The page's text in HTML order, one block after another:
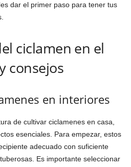
dar el primer paso para tener tus
ciclamen en el
consejos
en interiores
de cultivar ciclamenes en casa,
esenciales. Para empezar, estos
adecuado con suficiente
Es importante seleccionar